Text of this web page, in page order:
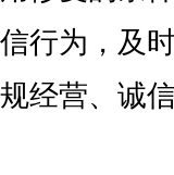
信行为，及
规经营、诚